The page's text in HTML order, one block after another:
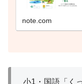
note.com
小1・国語「く